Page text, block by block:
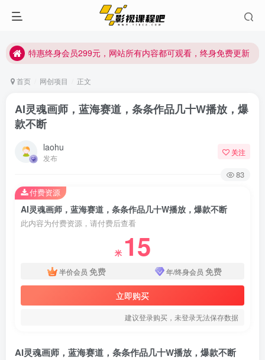
特惠终身会员299元，网站所有内容都可观看，终身免费更新
特惠终身会员299元，网站所有内容都可观看，终身免费更新
首页 网创项目 正文
AI灵魂画师，蓝海赛道，条条作品几十W播放，爆
款不断
laohu
发布
关注
83
AI灵魂画师，蓝海赛道，条条作品几十W播放，爆款不断
此内容为付费资源，请付费后查看
米 15
半价会员 免费 年/终身会员 免费
立即购买
建议登录购买，未登录无法保存数据
付费资源
AI灵魂画师，蓝海赛道，条条作品几十W播放，爆款不断